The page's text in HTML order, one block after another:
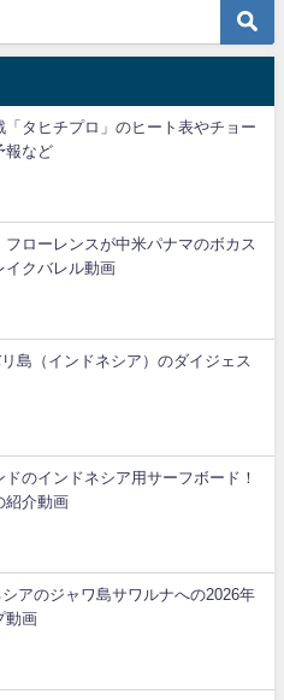
「タヒチプロ」のヒート表やチョー
報など
フローレンスが中米パナマのボカス
イクバレル動画
島（インドネシア）のダイジェス
のインドネシア用サーフボード！
紹介動画
アのジャワ島サワルナへの2026年
動画